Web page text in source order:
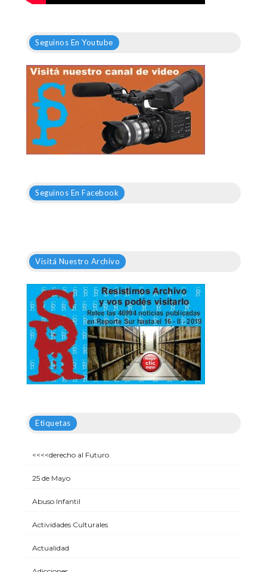
Seguinos En Youtube
Seguinos En Facebook
Visitá Nuestro Archivo
Etiquetas
<<<<derecho al Futuro
25 de Mayo
Abuso Infantil
Actividades Culturales
Actualidad